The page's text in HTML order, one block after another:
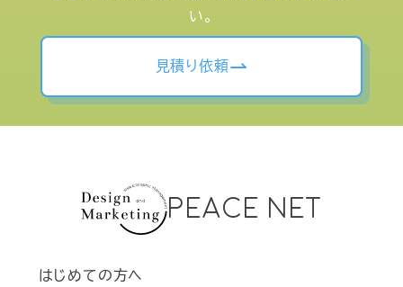
い。
見積り依頼
PEACE NET
はじめての方へ